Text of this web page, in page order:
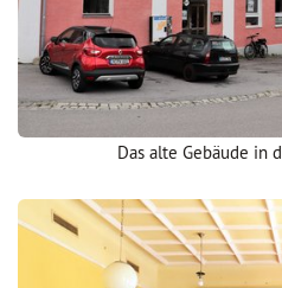
Das alte Gebäude in